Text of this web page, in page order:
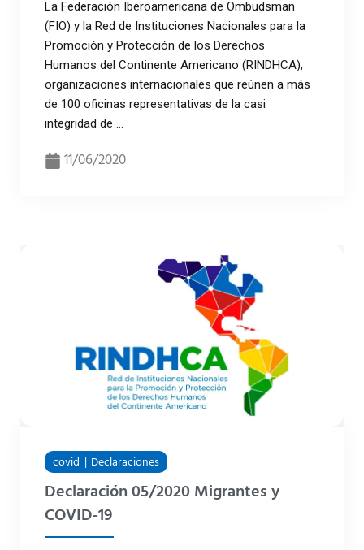
La Federación Iberoamericana de Ombudsman
(FIO) y la Red de Instituciones Nacionales para la
Promoción y Protección de los Derechos
Humanos del Continente Americano (RINDHCA),
organizaciones internacionales que reúnen a más
de 100 oficinas representativas de la casi
integridad de ...
11/06/2020
covid Declaraciones
Declaración 05/2020 Migrantes y
COVID-19